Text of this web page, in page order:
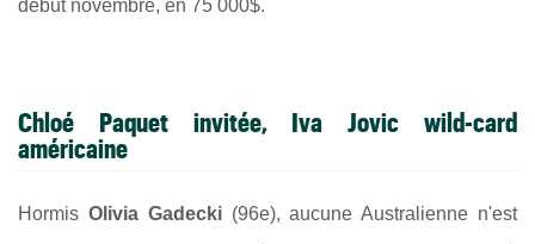
début novembre, en 75 000$.
Chloé Paquet invitée, Iva Jovic wild-card
américaine
Hormis Olivia Gadecki (96e), aucune Australienne n'est